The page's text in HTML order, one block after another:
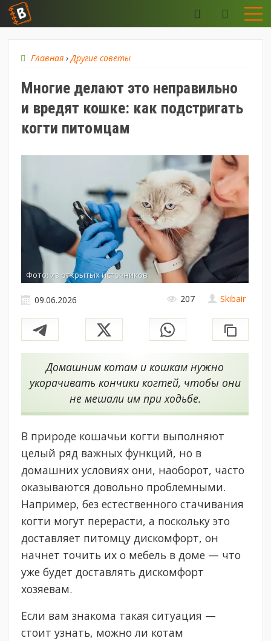
Главная ›Другие советы
Многие делают это неправильно
и вредят кошке: как подстригать
когти питомцам
Фото: из открытых источников
Skibair
09.06.2026 207
Домашним котам и кошкам нужно
укорачивать кончики когтей, чтобы они
не мешали им при ходьбе.
В природе кошачьи когти выполняют
целый ряд важных функций, но в
домашних условиях они, наоборот, часто
оказываются довольно проблемными.
Например, без естественного стачивания
когти могут перерасти, а поскольку это
доставляет питомцу дискомфорт, он
начнет точить их о мебель в доме — что
уже будет доставлять дискомфорт
хозяевам.
Если вам знакома такая ситуация —
стоит узнать, можно ли котам